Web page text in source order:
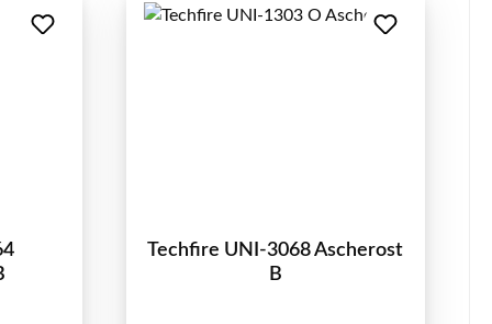
Techfire UNI-3068 Ascherost
B